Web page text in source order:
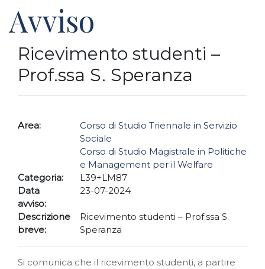
Avviso
Ricevimento studenti –
Prof.ssa S. Speranza
Area:
Corso di Studio Triennale in Servizio
Sociale
Corso di Studio Magistrale in Politiche
e Management per il Welfare
Categoria:
L39+LM87
Data
avviso:
23-07-2024
Descrizione
breve:
Ricevimento studenti – Prof.ssa S.
Speranza
Si comunica che il ricevimento studenti, a partire